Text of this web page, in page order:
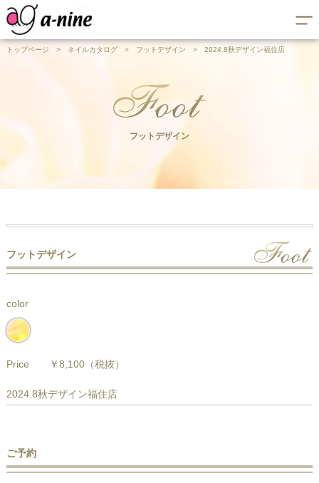
トップページ > ネイルカタログ > フットデザイン > 2024.8秋デザイン福住店
フットデザイン
フットデザイン
color
Price ￥8,100（税抜）
2024.8秋デザイン福住店
ご予約